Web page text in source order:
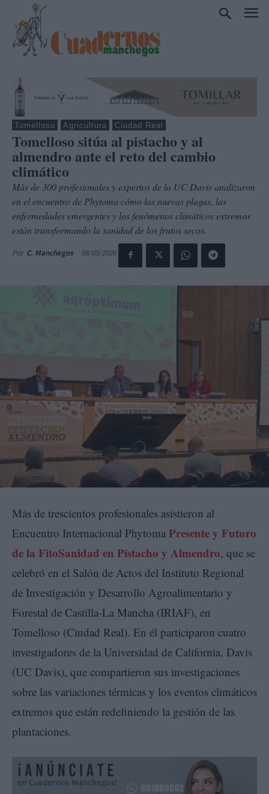
Tomelloso Agricultura Ciudad Real
Tomelloso sitúa al pistacho y al
almendro ante el reto del cambio
climático
Más de 300 profesionales y expertos de la UC Davis analizaron
en el encuentro de Phytoma cómo las nuevas plagas, las
enfermedades emergentes y los fenómenos climáticos extremos
están transformando la sanidad de los frutos secos.
Por C. Manchegos 08/05/2026
Más de trescientos profesionales asistieron al
Encuentro Internacional Phytoma Presente y Futuro
de la FitoSanidad en Pistacho y Almendro, que se
celebró en el Salón de Actos del Instituto Regional
de Investigación y Desarrollo Agroalimentario y
Forestal de Castilla-La Mancha (IRIAF), en
Tomelloso (Ciudad Real). En él participaron cuatro
investigadores de la Universidad de California, Davis
(UC Davis), que compartieron sus investigaciones
sobre las variaciones térmicas y los eventos climáticos
extremos que están redefiniendo la gestión de las
plantaciones.